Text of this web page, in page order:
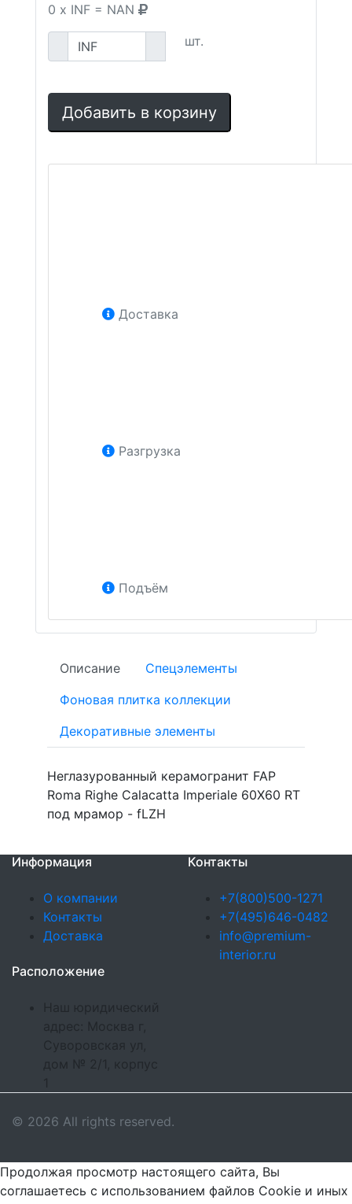
0 x INF = NAN
шт.
Добавить в корзину
Доставка
Разгрузка
Подъём
Описание
Спецэлементы
Фоновая плитка коллекции
Декоративные элементы
Неглазурованный керамогранит FAP
Roma Righe Calacatta Imperiale 60X60 RT
под мрамор - fLZH
Информация
О компании
Контакты
Доставка
Контакты
+7(800)500-1271
+7(495)646-0482
info@premium-
interior.ru
Расположение
Наш юридический
адрес: Москва г,
Суворовская ул,
дом № 2/1, корпус
© 2026 All rights reserved.
Продолжая просмотр настоящего сайта, Вы
соглашаетесь с использованием файлов Cookie и иных